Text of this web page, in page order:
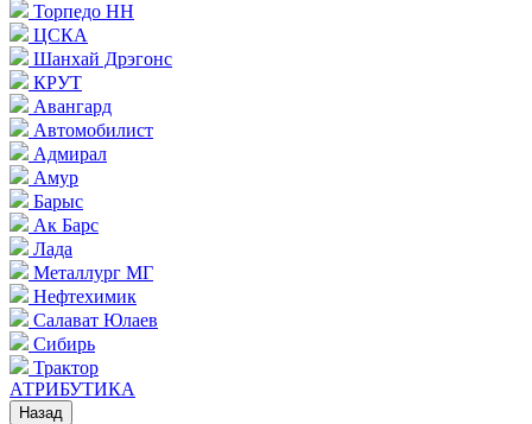
Торпедо НН
ЦСКА
Шанхай Дрэгонс
КРУТ
Авангард
Автомобилист
Адмирал
Амур
Барыс
Ак Барс
Лада
Металлург МГ
Нефтехимик
Салават Юлаев
Сибирь
Трактор
АТРИБУТИКА
Назад